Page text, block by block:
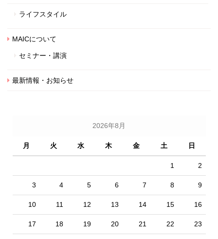
ライフスタイル
MAICについて
セミナー・講演
最新情報・お知らせ
2026年8月
月 火 水 木 金 土 日
1 2
3 4 5 6 7 8 9
10 11 12 13 14 15 16
17 18 19 20 21 22 23